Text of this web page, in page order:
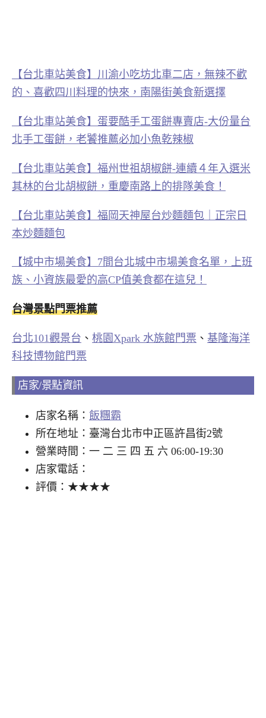
【台北車站美食】川渝小吃坊北車二店，無辣不歡
的、喜歡四川料理的快來，南陽街美食新選擇
【台北車站美食】蛋要酷手工蛋餅專賣店-大份量台
北手工蛋餅，老饕推薦必加小魚乾辣椒
【台北車站美食】福州世祖胡椒餅-連續４年入選米
其林的台北胡椒餅，重慶南路上的排隊美食！
【台北車站美食】福岡天神屋台炒麵麵包｜正宗日
本炒麵麵包
【城中市場美食】7間台北城中市場美食名單，上班
族、小資族最愛的高CP值美食都在這兒！
台灣景點門票推薦
台北101觀景台 、 桃園Xpark 水族館門票 、 基隆海洋
科技博物館門票
店家/景點資訊
店家名稱： 飯糰霸
所在地址：臺灣台北市中正區許昌街2號
營業時間：一 二 三 四 五 六 06:00-19:30
店家電話：
評價：★★★★